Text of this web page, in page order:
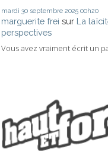
mardi 30 septembre 2025 00h20
marguerite frei sur La
perspectives
Vous avez vraiment écrit un